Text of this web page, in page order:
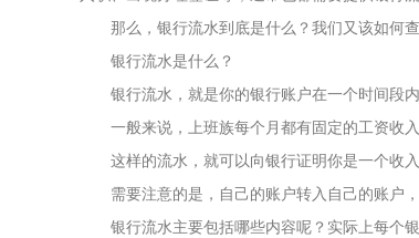
那么，银行流水到底是什么？我们又该如何查
银行流水是什么？
银行流水，就是你的银行账户在一个时间段内
一般来说，上班族每个月都有固定的工资收入
这样的流水，就可以向银行证明你是一个收入
需要注意的是，自己的账户转入自己的账户，
银行流水主要包括哪些内容呢？实际上每个银